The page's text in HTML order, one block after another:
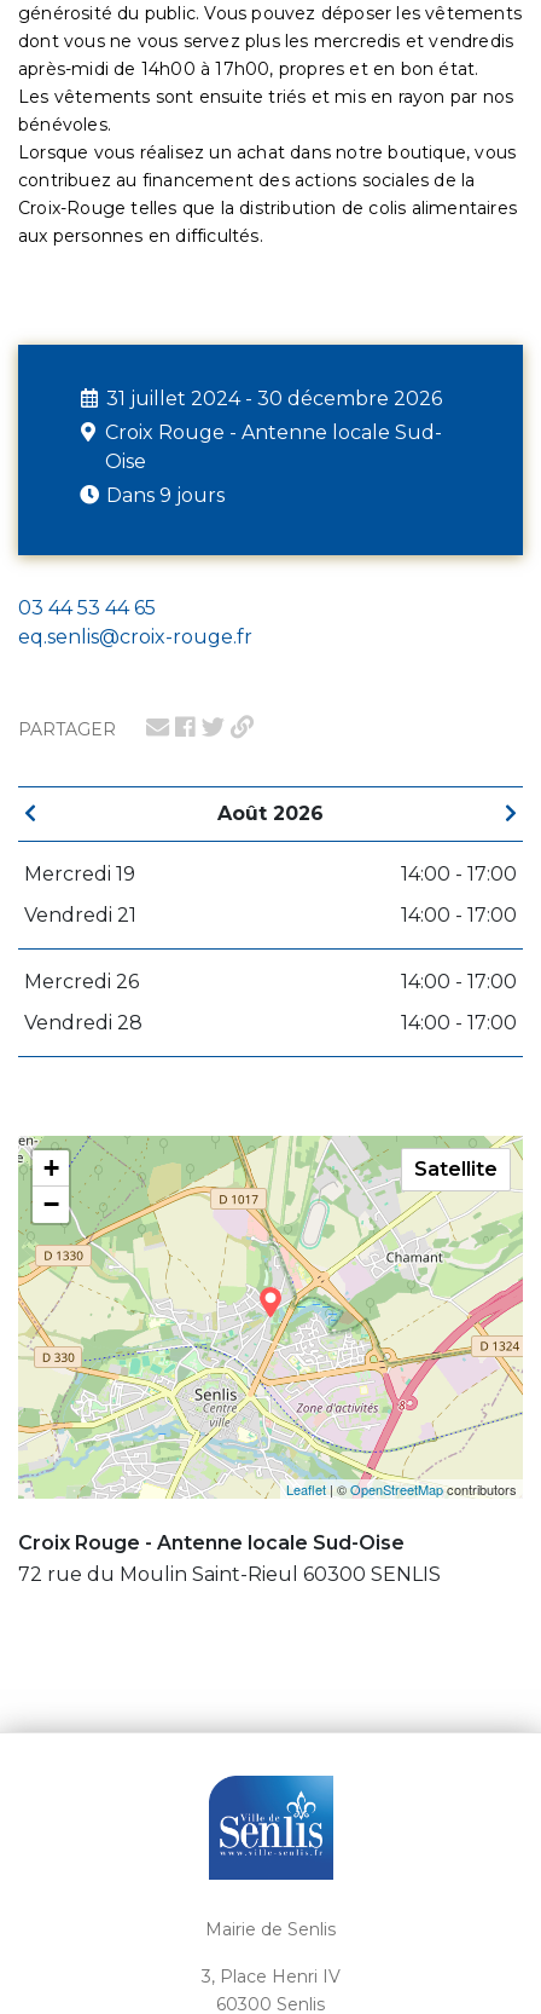
PARTAGER
Août 2026
Mercredi 19
14:00 - 17:00
Vendredi 21
14:00 - 17:00
Mercredi 26
14:00 - 17:00
Vendredi 28
14:00 - 17:00
+
−
Leaflet | ©OpenStreetMapcontributors
Satellite
Croix Rouge - Antenne locale Sud-Oise
72 rue du Moulin Saint-Rieul 60300 SENLIS
générosité du public. Vous pouvez déposer les vêtements
dont vous ne vous servez plus les mercredis et vendredis
après-midi de 14h00 à 17h00, propres et en bon état.
Les vêtements sont ensuite triés et mis en rayon par nos
bénévoles.
Lorsque vous réalisez un achat dans notre boutique, vous
contribuez au financement des actions sociales de la
Croix-Rouge telles que la distribution de colis alimentaires
aux personnes en difficultés.
31 juillet 2024 - 30 décembre 2026
Croix Rouge - Antenne locale Sud-
Oise
Dans 9 jours
03 44 53 44 65
eq.senlis@croix-rouge.fr
Mairie de Senlis
3, Place Henri IV
60300 Senlis